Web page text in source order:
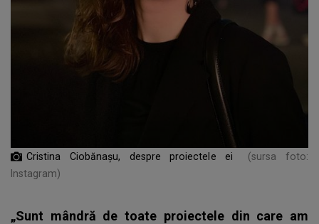
Cristina Ciobănașu, despre proiectele ei
(sursa foto:
Instagram)
„Sunt mândră de toate proiectele din care am